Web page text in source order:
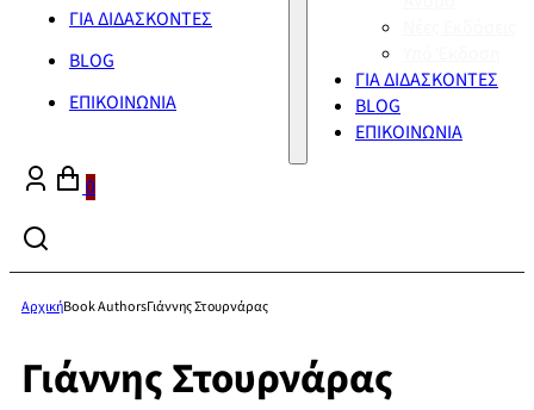
ΓΙΑ ΔΙΔΑΣΚΟΝΤΕΣ
BLOG
ΕΠΙΚΟΙΝΩΝΙΑ
ΓΙΑ ΔΙΔΑΣΚΟΝΤΕΣ
BLOG
ΕΠΙΚΟΙΝΩΝΙΑ
0
ΑρχικήBook AuthorsΓιάννης Στουρνάρας
Γιάννης Στουρνάρας